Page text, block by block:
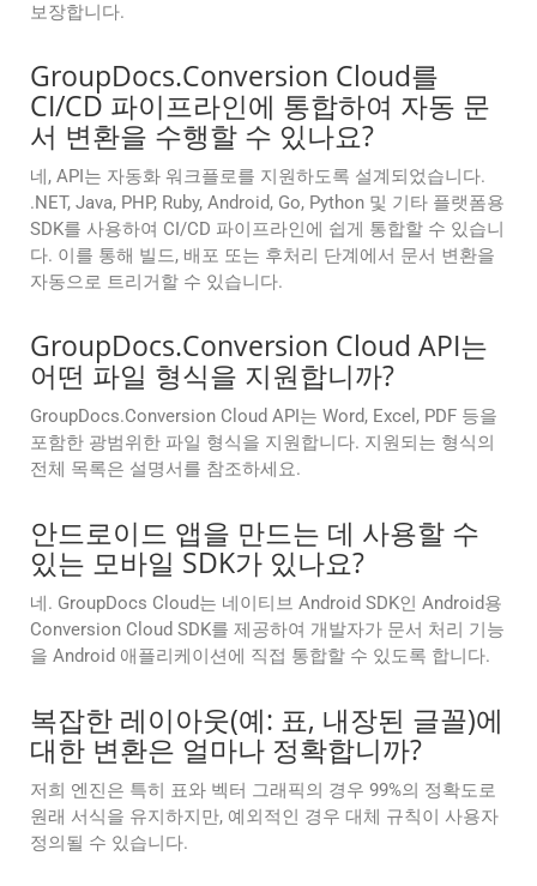
보장합니다.
GroupDocs.Conversion Cloud를
CI/CD 파이프라인에 통합하여 자동 문
서 변환을 수행할 수 있나요?
네, API는 자동화 워크플로를 지원하도록 설계되었습니다.
.NET, Java, PHP, Ruby, Android, Go, Python 및 기타 플랫폼용
SDK를 사용하여 CI/CD 파이프라인에 쉽게 통합할 수 있습니
다. 이를 통해 빌드, 배포 또는 후처리 단계에서 문서 변환을
자동으로 트리거할 수 있습니다.
GroupDocs.Conversion Cloud API는
어떤 파일 형식을 지원합니까?
GroupDocs.Conversion Cloud API는 Word, Excel, PDF 등을
포함한 광범위한 파일 형식을 지원합니다. 지원되는 형식의
전체 목록은 설명서를 참조하세요.
안드로이드 앱을 만드는 데 사용할 수
있는 모바일 SDK가 있나요?
네. GroupDocs Cloud는 네이티브 Android SDK인 Android용
Conversion Cloud SDK를 제공하여 개발자가 문서 처리 기능
을 Android 애플리케이션에 직접 통합할 수 있도록 합니다.
복잡한 레이아웃(예: 표, 내장된 글꼴)에
대한 변환은 얼마나 정확합니까?
저희 엔진은 특히 표와 벡터 그래픽의 경우 99%의 정확도로
원래 서식을 유지하지만, 예외적인 경우 대체 규칙이 사용자
정의될 수 있습니다.